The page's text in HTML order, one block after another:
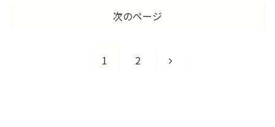
次のページ
1 2
次